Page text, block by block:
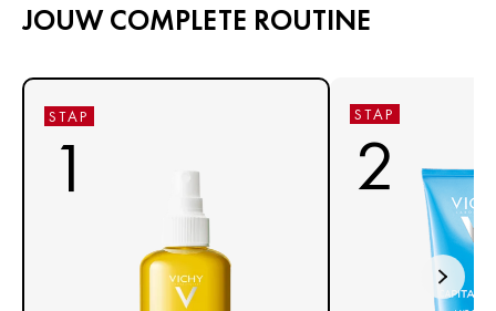
JOUW COMPLETE ROUTINE
STAP
1
STAP
2